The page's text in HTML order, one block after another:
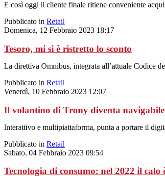
E così oggi il cliente finale ritiene conveniente
Pubblicato in Retail
Domenica, 12 Febbraio 2023 18:17
Tesoro, mi si è ristretto lo sconto
La direttiva Omnibus, integrata all’attuale Codice
Pubblicato in Retail
Venerdì, 10 Febbraio 2023 12:07
Il volantino di Trony diventa navigabile
Interattivo e multipiattaforma, punta a portare il
Pubblicato in Retail
Sabato, 04 Febbraio 2023 09:54
Tecnologia di consumo: nel 2022 il calo